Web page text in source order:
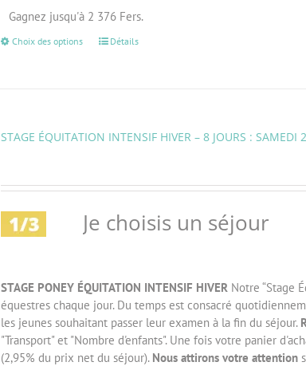
Gagnez jusqu'à 2 376 Fers.
Choix des options Détails
STAGE ÉQUITATION INTENSIF HIVER – 8 JOURS :
Je choisis un séjour
STAGE PONEY ÉQUITATION INTENSIF HIVERNotre “Stage
équestres chaque jour. Du temps est consacré
les jeunes souhaitant passer leur examen à la fin du séjour.
"Transport" et "Nombre d'enfants". Une fois votre panier
(2,95% du prix net du séjour). Nous attirons votre attention